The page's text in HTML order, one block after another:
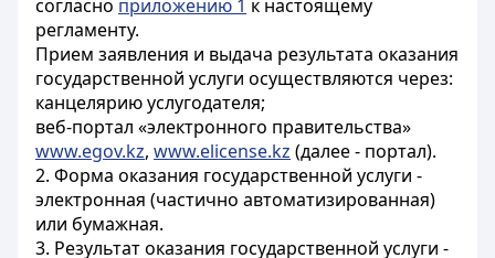
согласно приложению 1 к настоящему
регламенту.
Прием заявления и выдача результата оказания
государственной услуги осуществляются через:
канцелярию услугодателя;
веб-портал «электронного правительства»
www.egov.kz, www.elicense.kz (далее - портал).
2. Форма оказания государственной услуги -
электронная (частично автоматизированная)
или бумажная.
3. Результат оказания государственной услуги -